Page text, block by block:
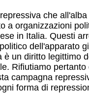
che
a organizzazioni
in Italia. Questi
dell'apparato
un diritto legittimo
Rifiutiamo
campagna
forma di